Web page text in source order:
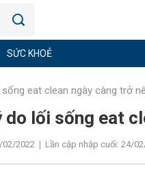
SỨC KHOẺ
eat clean ngày càng trở
do lối sống eat
02/2022 Lần cập nhập cuối: 24/